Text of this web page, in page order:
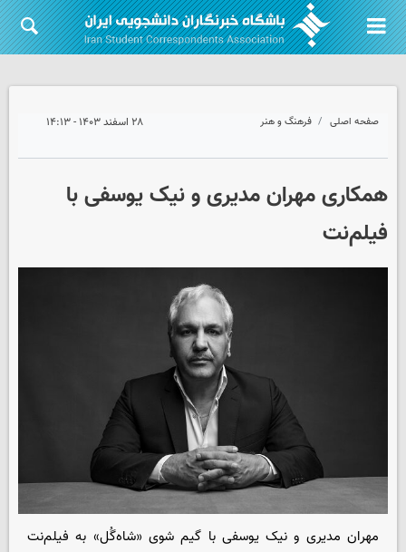
صفحه اصلی فرهنگ و هنر ۲۸ اسفند ۱۴۰۳ - ۱۴:۱۳
همکاری مهران مدیری و نیک یوسفی با
فیلم‌نت
مهران مدیری و نیک یوسفی با گیم شوی «شاه‌گُل» به فیلم‌نت